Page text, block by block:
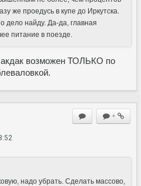
же проедусь в купе до Иркутска.
дело найду. Да-да, главная
питание в поезде.
возможен ТОЛЬКО по
+
надо убрать. Сделать массово,